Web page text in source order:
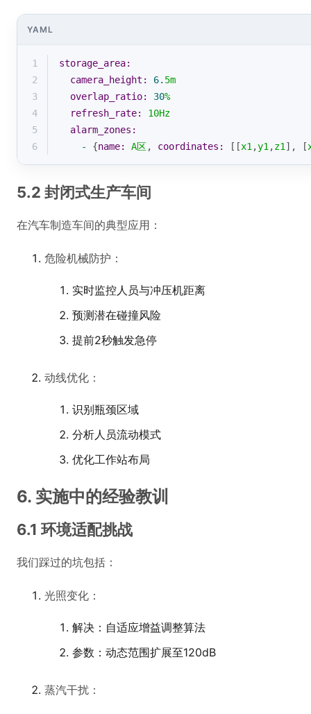
YAML
1
storage_area:
2
camera_height: 6. 5m
3
overlap_ratio: 30%
4
refresh_rate:
10Hz
5
alarm_zones:
6
- {name: A区, coordinates: [[x1 ,y1 ,z1 ], [
5.2 封闭式生产车间
在汽车制造车间的典型应用：
危险机械防护：
实时监控人员与冲压机距离
预测潜在碰撞风险
提前2秒触发急停
动线优化：
识别瓶颈区域
分析人员流动模式
优化工作站布局
6. 实施中的经验教训
6.1 环境适配挑战
我们踩过的坑包括：
光照变化：
解决：自适应增益调整算法
参数：动态范围扩展至120dB
蒸汽干扰：